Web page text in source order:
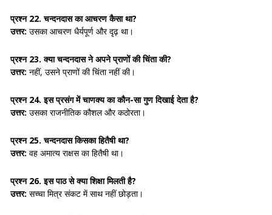
प्रश्न 22. चन्दनदास का आचरण कैसा था?
उत्तर: उसका आचरण धैर्यपूर्ण और दृढ़ था।
प्रश्न 23. क्या चन्दनदास ने अपने प्राणों की चिंता की?
उत्तर: नहीं, उसने प्राणों की चिंता नहीं की।
प्रश्न 24. इस प्रसंग में चाणक्य का कौन-सा गुण दिखाई देता है?
उत्तर: उसकाराजनीतिक कौशल और कठोरता।
प्रश्न 25. चन्दनदास किसका हितैषी था?
उत्तर: वह अमात्य राक्षसका हितैषी था।
प्रश्न 26. इस पाठ से क्या शिक्षा मिलती है?
उत्तर: सच्चा मित्रसंकट में साथ नहीं छोड़ता।